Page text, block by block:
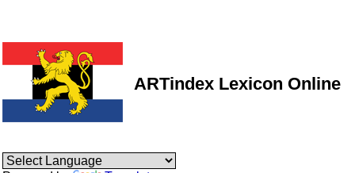
ARTindex Lexicon Online